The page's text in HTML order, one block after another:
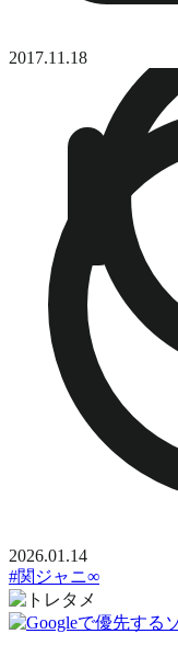
2017.11.18
2026.01.14
#関ジャニ∞